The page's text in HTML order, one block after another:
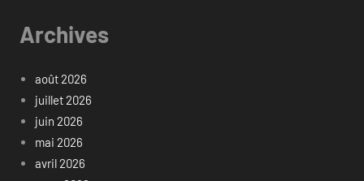
Archives
août 2026
juillet 2026
juin 2026
mai 2026
avril 2026